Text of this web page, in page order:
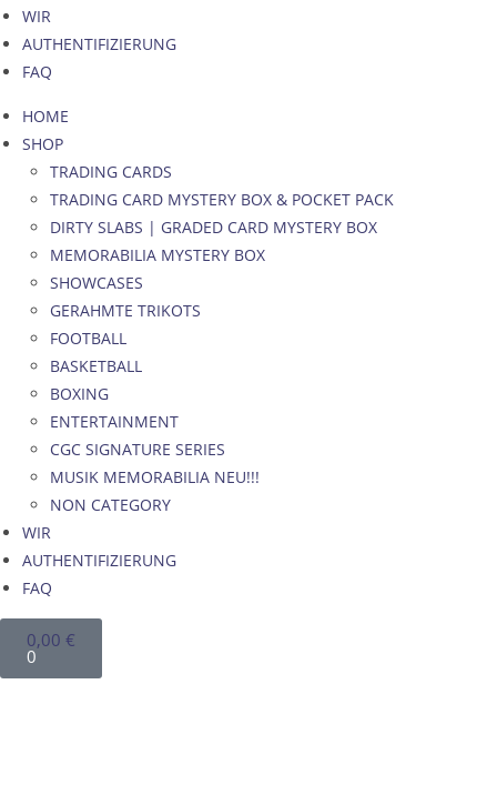
WIR
AUTHENTIFIZIERUNG
FAQ
HOME
SHOP
TRADING CARDS
TRADING CARD MYSTERY BOX & POCKET PACK
DIRTY SLABS | GRADED CARD MYSTERY BOX
MEMORABILIA MYSTERY BOX
SHOWCASES
GERAHMTE TRIKOTS
FOOTBALL
BASKETBALL
BOXING
ENTERTAINMENT
CGC SIGNATURE SERIES
MUSIK MEMORABILIA NEU!!!
NON CATEGORY
WIR
AUTHENTIFIZIERUNG
FAQ
0,00 €
0